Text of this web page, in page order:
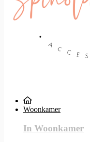
Woonkamer
In Woonkamer